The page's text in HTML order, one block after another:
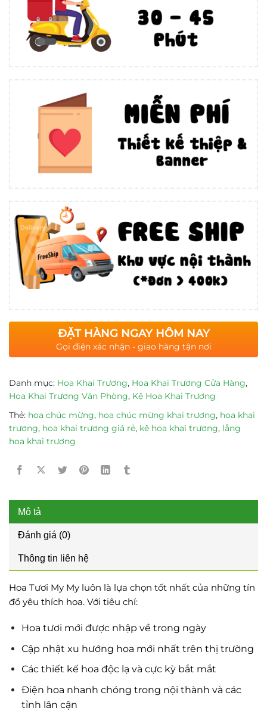
ĐẶT HÀNG NGAY HÔM NAY
Gọi điện xác nhận - giao hàng tận nơi
Danh mục: Hoa Khai Trương, Hoa Khai Trương Cửa Hàng,
Hoa Khai Trương Văn Phòng, Kệ Hoa Khai Trương
Thẻ: hoa chúc mừng, hoa chúc mừng khai trương, hoa khai
trương, hoa khai trương giá rẻ, kệ hoa khai trương, lẵng
hoa khai trương
Mô tả
Đánh giá (0)
Thông tin liên hệ
Hoa Tươi My My luôn là lựa chọn tốt nhất của những tín
đồ yêu thích hoa. Với tiêu chí:
Hoa tươi mới được nhập về trong ngày
Cập nhật xu hướng hoa mới nhất trên thị trường
Các thiết kế hoa độc lạ và cực kỳ bắt mắt
Điện hoa nhanh chóng trong nội thành và các
tỉnh lân cận